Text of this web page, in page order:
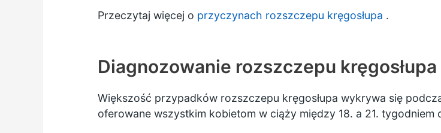
Przeczytaj więcej o przyczynach rozszczepu kręgosłupa .
Diagnozowanie rozszczepu kręgosłupa
Większość przypadków rozszczepu kręgosłupa wykrywa się
oferowane wszystkim kobietom w ciąży między 18. a 21. tygodniem